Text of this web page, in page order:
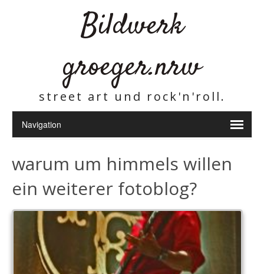
Bildwerk
groeger.nrw
street art und rock'n'roll.
warum um himmels willen
ein weiterer fotoblog?